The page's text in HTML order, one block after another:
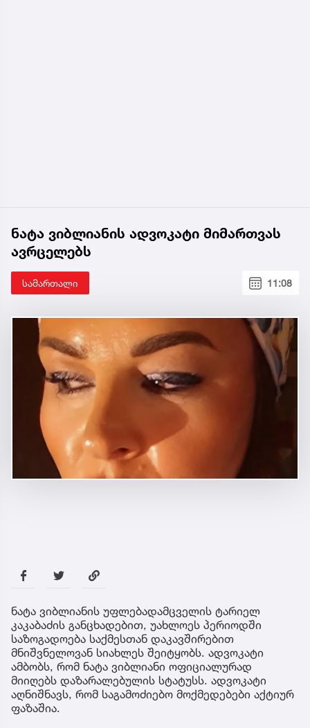
ნატა ვიბლიანის ადვოკატი მიმართვას
ავრცელებს
სამართალი 11:08
ნატა ვიბლიანის უფლებადამცველის ტარიელ
კაკაბაძის განცხადებით, უახლოეს პერიოდში
საზოგადოება საქმესთან დაკავშირებით
მნიშვნელოვან სიახლეს შეიტყობს. ადვოკატი
ამბობს, რომ ნატა ვიბლიანი ოფიციალურად
მიიღებს დაზარალებულის სტატუსს. ადვოკატი
აღნიშნავს, რომ საგამოძიებო მოქმედებები აქტიურ
ფაზაშია.